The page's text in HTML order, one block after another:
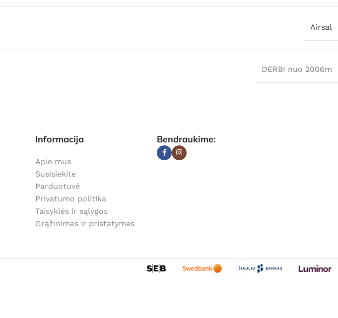
Airsal
DERBI nuo 2006m
Informacija
Apie mus
Susisiekite
Parduotuvė
Privatumo politika
Taisyklės ir sąlygos
Grąžinimas ir pristatymas
Bendraukime: